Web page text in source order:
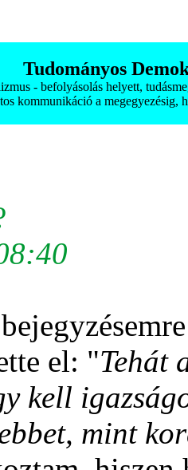
Tudományos
- befolyásolás helyett,
kommunikáció a megegyezésig,
el: "Tehát
kell
mint